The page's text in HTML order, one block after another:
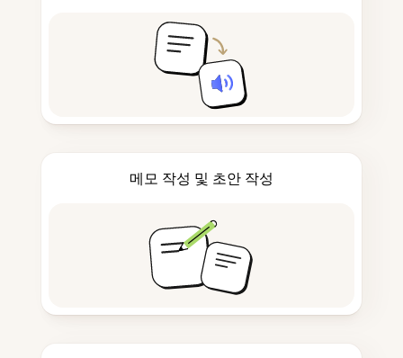
메모 작성 및 초안 작성